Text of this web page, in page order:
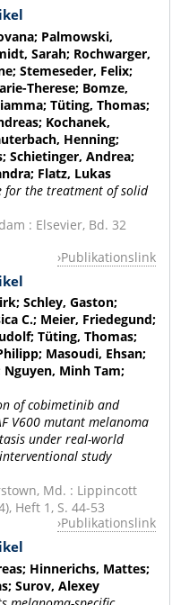
Palmowski,
Sarah; Rochwarger,
Stemeseder, Felix;
Therese; Bomze,
Tüting, Thomas;
Kochanek,
Henning;
Schietinger, Andrea;
Flatz, Lukas
for the treatment of solid
: Elsevier, Bd. 32
Publikationslink
Schley, Gaston;
C.; Meier, Friedegund;
Tüting, Thomas;
Masoudi, Ehsan;
Minh Tam;
of cobimetinib and
V600 mutant melanoma
under real-world
study
Md. : Lippincott
Heft 1, S. 44-53
Publikationslink
Hinnerichs, Mattes;
Surov, Alexey